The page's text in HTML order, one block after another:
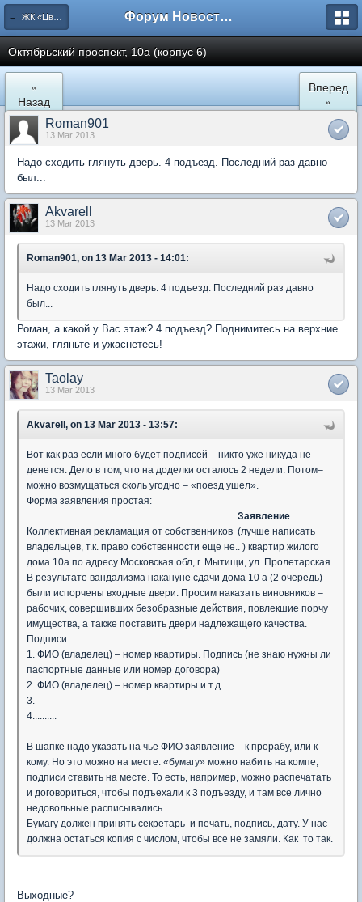
← ЖК «Цветочный город» Микрорайон 22 Форум Новостройки
Октябрьский проспект, 10а (корпус 6)
«
Назад
Вперед
»
Roman901
13 Mar 2013
Надо сходить глянуть дверь. 4 подъезд. Последний раз давно
был...
Akvarell
13 Mar 2013
Roman901, on 13 Mar 2013 - 14:01:
Надо сходить глянуть дверь. 4 подъезд. Последний раз давно
был...
Роман, а какой у Вас этаж? 4 подъезд? Поднимитесь на верхние
этажи, гляньте и ужаснетесь!
Taolay
13 Mar 2013
Akvarell, on 13 Mar 2013 - 13:57:
Вот как раз если много будет подписей – никто уже никуда не
денется. Дело в том, что на доделки осталось 2 недели. Потом–
можно возмущаться сколь угодно – «поезд ушел».
Форма заявления простая:
Заявление
Коллективная рекламация от собственников (лучше написать
владельцев, т.к. право собственности еще не.. ) квартир жилого
дома 10а по адресу Московская обл, г. Мытищи, ул. Пролетарская.
В результате вандализма накануне сдачи дома 10 а (2 очередь)
были испорчены входные двери. Просим наказать виновников –
рабочих, совершивших безобразные действия, повлекшие порчу
имущества, а также поставить двери надлежащего качества.
Подписи:
1. ФИО (владелец) – номер квартиры. Подпись (не знаю нужны ли
паспортные данные или номер договора)
2. ФИО (владелец) – номер квартиры и т.д.
3.
4..........
В шапке надо указать на чье ФИО заявление – к прорабу, или к
кому. Но это можно на месте. «бумагу» можно набить на компе,
подписи ставить на месте. То есть, например, можно распечатать
и договориться, чтобы подъехали к 3 подъезду, и там все лично
недовольные расписывались.
Бумагу должен принять секретарь и печать, подпись, дату. У нас
должна остаться копия с числом, чтобы все не замяли. Как то так.
Выходные?